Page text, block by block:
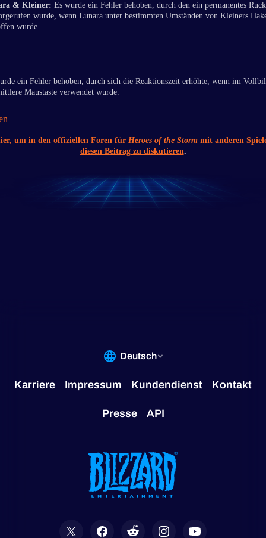
& Kleiner: Es wurde ein Fehler behoben, durch den ein permanentes
wurde, wenn Lunara unter bestimmten Umständen von Kleiners
wurde.
ein Fehler behoben, durch sich die Reaktionszeit erhöhte, wenn im
Maustaste verwendet wurde.
um in den offiziellen Foren für Heroes of the Storm mit anderen
diesen Beitrag zu diskutieren.